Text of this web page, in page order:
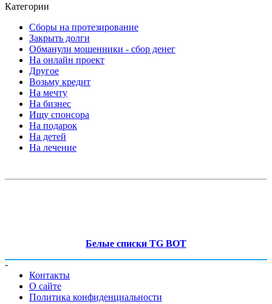
Категории
Сборы на протезирование
Закрыть долги
Обманули мошенники - сбор денег
На онлайн проект
Другое
Возьму кредит
На мечту
На бизнес
Ищу спонсора
На подарок
На детей
На лечение
Белые списки TG BOT
-
Контакты
О сайте
Политика конфиденциальности